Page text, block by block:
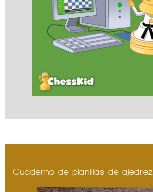
Cuaderno de planillas de ajedrez